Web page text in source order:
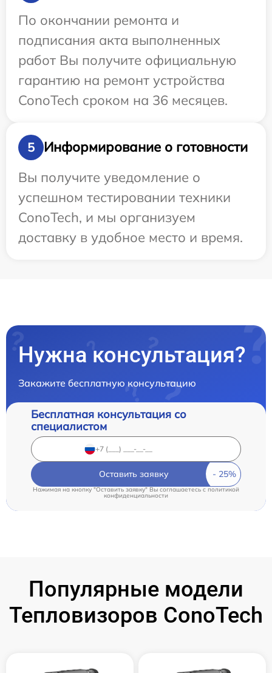
По окончании ремонта и
подписания акта выполненных
работ Вы получите официальную
гарантию на ремонт устройства
ConoTech сроком на 36 месяцев.
5
Информирование о готовности
Вы получите уведомление о
успешном тестировании техники
ConoTech, и мы организуем
доставку в удобное место и время.
Нужна консультация?
Закажите бесплатную консультацию
Бесплатная консультация со
специалистом
Оставить заявку
Нажимая на кнопку "Оставить заявку" Вы соглашаетесь cполитикой
конфиденциальности
Популярные модели
Тепловизоров ConoTech